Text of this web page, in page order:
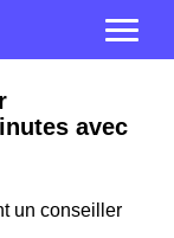
avec
un conseiller